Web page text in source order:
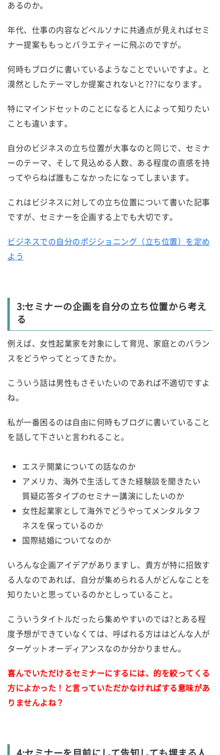
あるのか。
年代、仕事の内容などペルソナに共通点が見えればセミ
ナー提案ももっとバラエティーに飛ぶのですが。
何時もブログに書いているようなことでいいですよ。と
漠然としたテーマしか提案されないと???になります。
特にマインドセットのことになると人によって知りたい
ことも違います。
自分のビジネスの立ち位置が大事なのと同じで、セミナ
ーのテーマ、そして見込める人数、ある程度の直感を持
ってやらねば誰もこなかったになってしまいます。
これはビジネスに対しての立ち位置について書いた記事
ですが、セミナーを企画する上でも大切です。
ビジネスでの自分のポジショニング（立ち位置）を定め
よう
3:セミナーの企画を自分の立ち位置から考え
る
例えば、女性起業家を対象にして育児、家庭とのバラン
スをどうやってとってきたか。
こういう話は男性もさそいたいのであれば不適切ですよ
ね。
私が一番困るのは自由に何時もブログに書いていること
を話して下さいと言われること。
エステ開業についての話なのか
アメリカ、海外で生活してきた経験談を聞きたい
質疑応答タイプのセミナー講演にしたいのか
女性起業家として海外でどうやってメンタルタフ
ネスを保っているのか
国際結婚についてなのか
いろんな企画アイデアがありますし、貴方が特に招致す
る人なのであれば、自分が集められる人がどんなことを
知りたいと思っているのかとしっていること。
こういうタイトルだったら集めやすいのでは?とある程
度予想ができていなくては、呼ばれる方ははどんな人が
ターゲットオーディアンスなのか分かりません。
喜んでいただけるセミナーにするには、的を絞ってくる
方によかった！と言っていただかなければする意味があ
りませんよね？